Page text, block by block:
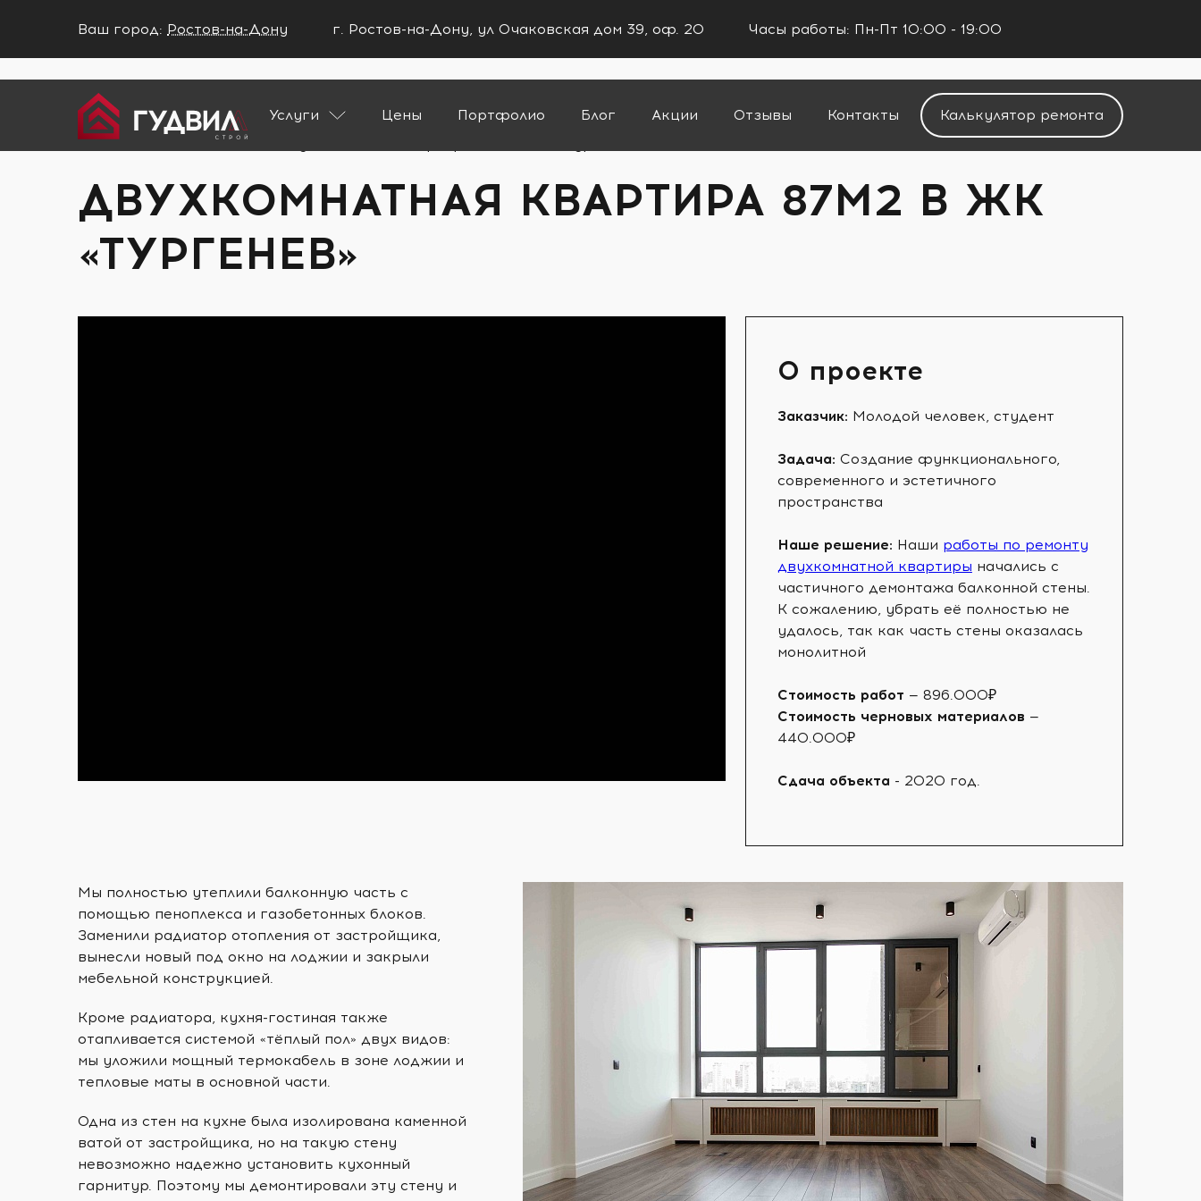
Ваш город: Ростов-на-Дону
Ваш город Ростов-на-Дону?
НЕТ
г. Ростов-на-Дону, ул Очаковская дом 39, оф. 20 Часы работы: Пн-Пт 10:00 - 19:00
Услуги
Цены Портфолио Блог Акции Отзывы Контакты
Калькулятор ремонта
Главная
Портфолио
ДВУХКОМНАТНАЯ КВАРТИРА 87М2 В ЖК
«ТУРГЕНЕВ»
О проекте
Заказчик: Молодой человек, студент
Задача: Создание функционального,
современного и эстетичного
пространства
Наше решение: Наши работы по ремонту
двухкомнатной квартиры начались с
частичного демонтажа балконной стены.
К сожалению, убрать её полностью не
удалось, так как часть стены оказалась
монолитной
Стоимость работ — 896.000₽
Стоимость черновых материалов —
440.000₽
Сдача объекта - 2020 год.
Мы полностью утеплили балконную часть с
помощью пеноплекса и газобетонных блоков.
Заменили радиатор отопления от застройщика,
вынесли новый под окно на лоджии и закрыли
мебельной конструкцией.
Кроме радиатора, кухня-гостиная также
отапливается системой «тёплый пол» двух видов:
мы уложили мощный термокабель в зоне лоджии и
тепловые маты в основной части.
Одна из стен на кухне была изолирована каменной
ватой от застройщика, но на такую стену
невозможно надежно установить кухонный
гарнитур. Поэтому мы демонтировали эту стену и